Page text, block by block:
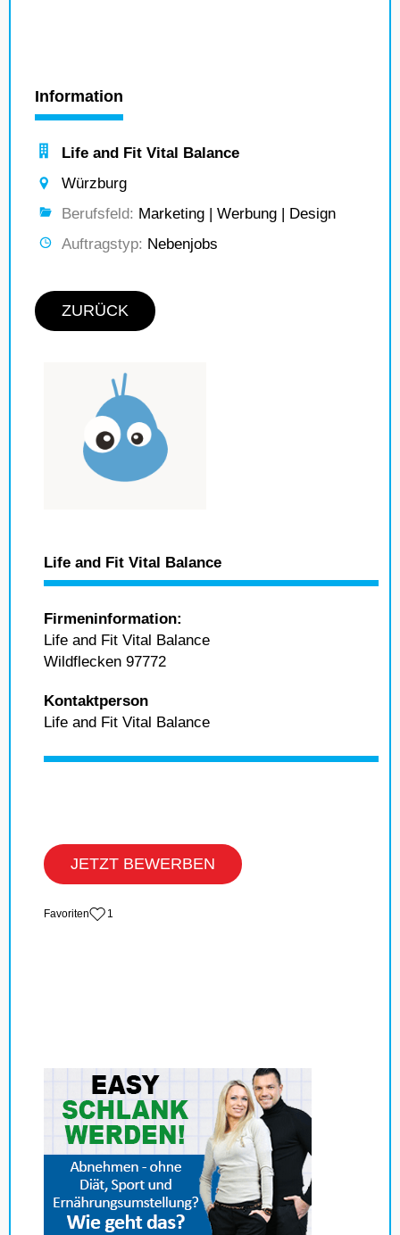
Information
Life and Fit Vital Balance
Würzburg
Berufsfeld: Marketing | Werbung | Design
Auftragstyp: Nebenjobs
ZURÜCK
Life and Fit Vital Balance
Firmeninformation:
Life and Fit Vital Balance
Wildflecken 97772
Kontaktperson
Life and Fit Vital Balance
JETZT BEWERBEN
‏Favoriten 1